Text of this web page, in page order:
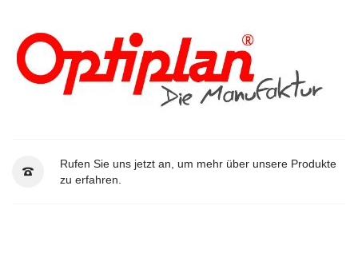
Rufen Sie uns jetzt an, um mehr über unsere Produkte
zu erfahren.